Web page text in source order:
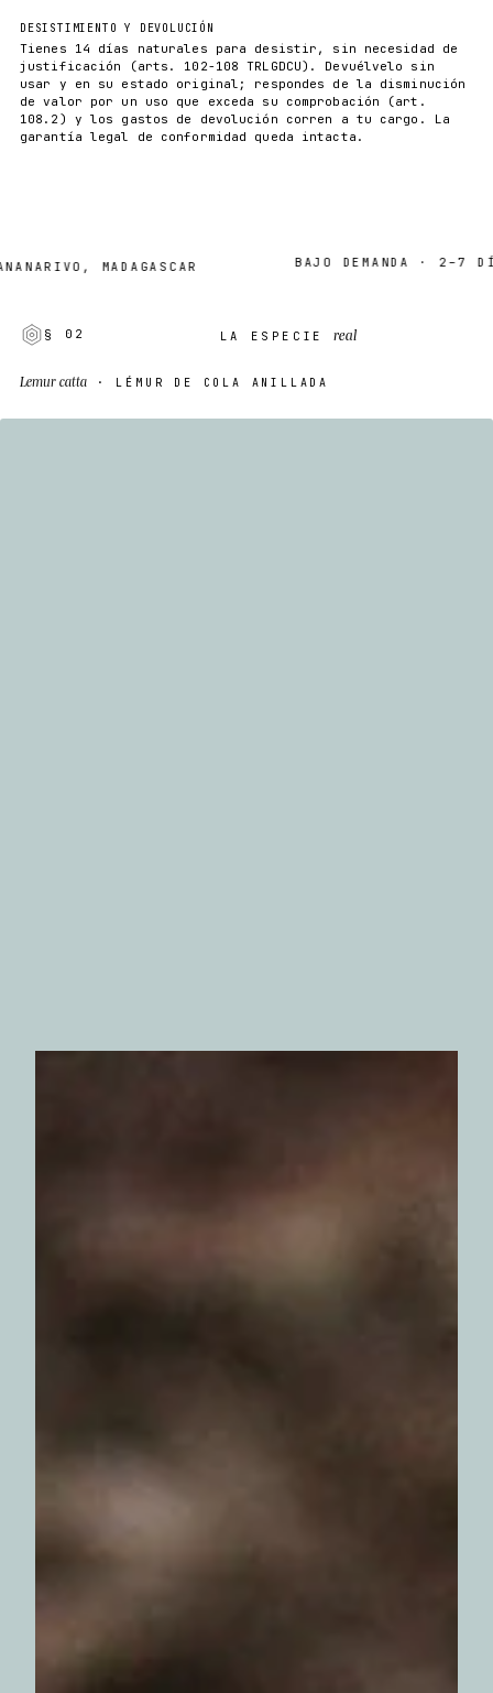
DESISTIMIENTO Y DEVOLUCIÓN
Tienes 14 días naturales para desistir, sin necesidad de
justificación (arts. 102-108 TRLGDCU). Devuélvelo sin
usar y en su estado original; respondes de la disminución
de valor por un uso que exceda su comprobación (art.
108.2) y los gastos de devolución corren a tu cargo. La
garantía legal de conformidad queda intacta.
MADAGASCAR BAJO DEMANDA · 2–7 DÍAS
§ 02 LA ESPECIE real
Lemur catta · LÉMUR DE COLA ANILLADA